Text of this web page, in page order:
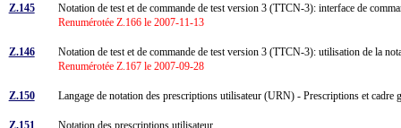
Z.145
Notation de test et de commande de test version 3 (TTCN-3): interface de
Renumérotée Z.166 le 2007-11-13
Z.146
Notation de test et de commande de test version 3 (TTCN-3): utilisation de la
Renumérotée Z.167 le 2007-09-28
Z.150 Langage de notation des prescriptions utilisateur (URN) - Prescriptions et cadre
Z.151 Notation des prescriptions utilisateur